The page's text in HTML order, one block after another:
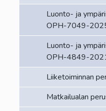
Luonto- ja
OPH-7049-
Luonto- ja
OPH-4849-
Liiketoiminnan
Matkailualan